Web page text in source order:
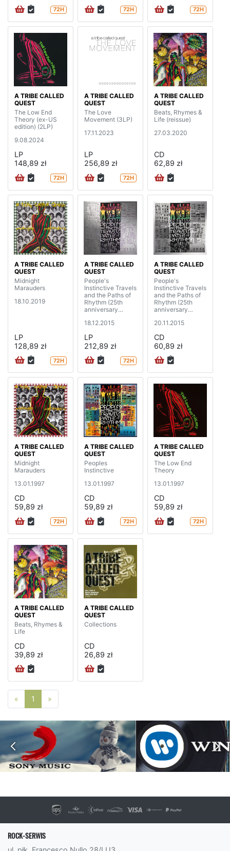
72H 72H 72H
A TRIBE CALLED
QUEST
The Low End
Theory (ex-US
edition) (2LP)
9.08.2024
LP
148,89 zł
72H
A TRIBE CALLED
QUEST
The Love
Movement (3LP)
17.11.2023
LP
256,89 zł
72H
A TRIBE CALLED
QUEST
Beats, Rhymes &
Life (reissue)
27.03.2020
CD
62,89 zł
A TRIBE CALLED
QUEST
Midnight
Marauders
18.10.2019
LP
128,89 zł
72H
A TRIBE CALLED
QUEST
People's
Instinctive Travels
and the Paths of
Rhythm (25th
anniversary
18.12.2015
LP
212,89 zł
72H
A TRIBE CALLED
QUEST
People's
Instinctive Travels
and the Paths of
Rhythm (25th
anniversary
20.11.2015
CD
60,89 zł
A TRIBE CALLED
QUEST
Midnight
Marauders
13.01.1997
CD
59,89 zł
72H
A TRIBE CALLED
QUEST
Peoples
Instinctive
13.01.1997
CD
59,89 zł
72H
A TRIBE CALLED
QUEST
The Low End
Theory
13.01.1997
CD
59,89 zł
72H
A TRIBE CALLED
QUEST
Beats, Rhymes &
Life
CD
39,89 zł
A TRIBE CALLED
QUEST
Collections
CD
26,89 zł
« Poprzednia strona
1 »
ROCK-SERWIS